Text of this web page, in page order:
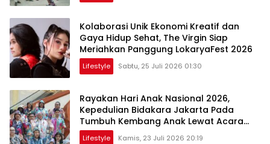
Kolaborasi Unik Ekonomi Kreatif dan
Gaya Hidup Sehat, The Virgin Siap
Meriahkan Panggung LokaryaFest 2026
Lifestyle Sabtu, 25 Juli 2026 01:30
Rayakan Hari Anak Nasional 2026,
Kepedulian Bidakara Jakarta Pada
Tumbuh Kembang Anak Lewat Acara
Where Hope Begins
Lifestyle Kamis, 23 Juli 2026 20:19